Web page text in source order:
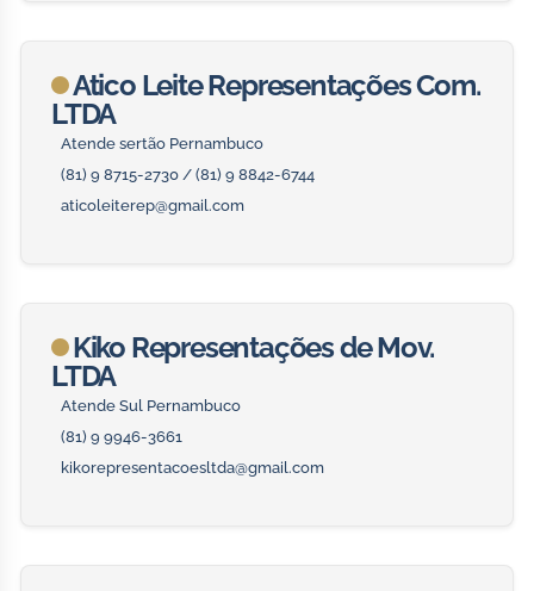
Atico Leite Representações Com.
LTDA
Atende sertão Pernambuco
(81) 9 8715-2730 / (81) 9 8842-6744
aticoleiterep@gmail.com
Kiko Representações de Mov.
LTDA
Atende Sul Pernambuco
(81) 9 9946-3661
kikorepresentacoesltda@gmail.com